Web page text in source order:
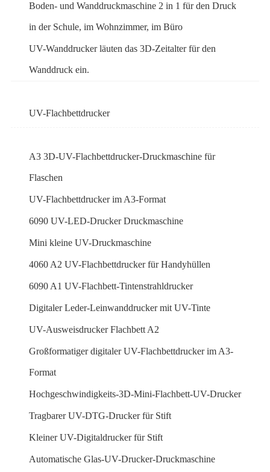
Boden- und Wanddruckmaschine 2 in 1 für den Druck
in der Schule, im Wohnzimmer, im Büro
UV-Wanddrucker läuten das 3D-Zeitalter für den
Wanddruck ein.
UV-Flachbettdrucker
A3 3D-UV-Flachbettdrucker-Druckmaschine für
Flaschen
UV-Flachbettdrucker im A3-Format
6090 UV-LED-Drucker Druckmaschine
Mini kleine UV-Druckmaschine
4060 A2 UV-Flachbettdrucker für Handyhüllen
6090 A1 UV-Flachbett-Tintenstrahldrucker
Digitaler Leder-Leinwanddrucker mit UV-Tinte
UV-Ausweisdrucker Flachbett A2
Großformatiger digitaler UV-Flachbettdrucker im A3-
Format
Hochgeschwindigkeits-3D-Mini-Flachbett-UV-Drucker
Tragbarer UV-DTG-Drucker für Stift
Kleiner UV-Digitaldrucker für Stift
Automatische Glas-UV-Drucker-Druckmaschine